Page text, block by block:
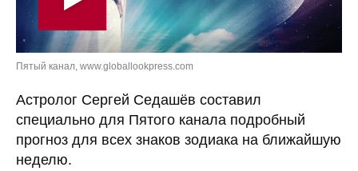
Пятый канал, www.globallookpress.com
Астролог Сергей Седашёв составил
специально для Пятого канала подробный
прогноз для всех знаков зодиака на ближайшую
неделю.